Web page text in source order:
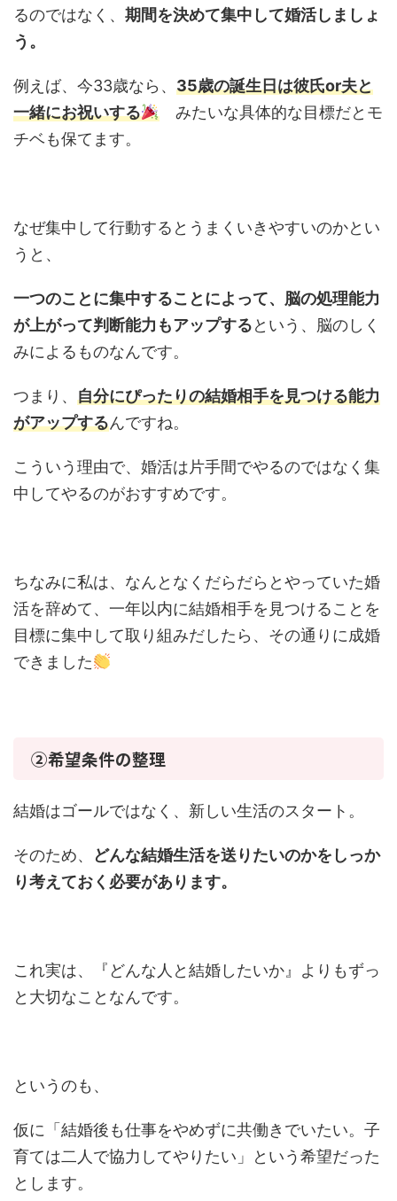
るのではなく、 期間を決めて集中して婚活しましょ
う。
例えば、今33歳なら、 35歳の誕生日は彼氏or夫と
一緒にお祝いする
みたいな具体的な目標だとモ
チベも保てます。
なぜ集中して行動するとうまくいきやすいのかとい
うと、
一つのことに集中することによって、脳の処理能力
が上がって判断能力もアップするという、脳のしく
みによるものなんです。
つまり、 自分にぴったりの結婚相手を見つける能力
がアップするんですね。
こういう理由で、婚活は片手間でやるのではなく集
中してやるのがおすすめです。
ちなみに私は、なんとなくだらだらとやっていた婚
活を辞めて、一年以内に結婚相手を見つけることを
目標に集中して取り組みだしたら、その通りに成婚
できました
②希望条件の整理
結婚はゴールではなく、新しい生活のスタート。
そのため、
どんな結婚生活を送りたいのかをしっか
り考えておく必要があります。
これ実は、『どんな人と結婚したいか』よりもずっ
と大切なことなんです。
というのも、
仮に「結婚後も仕事をやめずに共働きでいたい。子
育ては二人で協力してやりたい」という希望だった
とします。